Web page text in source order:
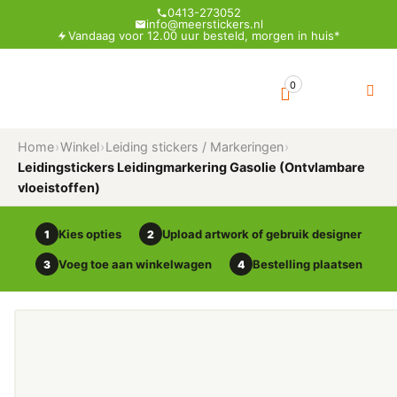
0413-273052
info@meerstickers.nl
Vandaag voor 12.00 uur besteld, morgen in huis*
0
Home›Winkel›Leiding stickers / Markeringen›
Leidingstickers Leidingmarkering Gasolie (Ontvlambare
vloeistoffen)
1 Kies opties 2 Upload artwork of gebruik designer
3 Voeg toe aan winkelwagen 4 Bestelling plaatsen